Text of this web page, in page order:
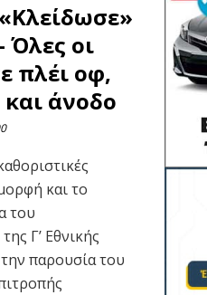
«Κλείδωσε»
Όλες οι
πλέι οφ,
άνοδο
και το
του
Γ’ Εθνικής
παρουσία του